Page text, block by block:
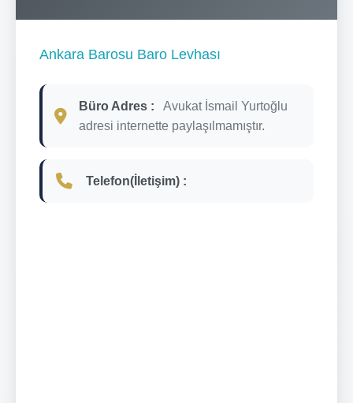
Ankara Barosu Baro Levhası
Büro Adres :
Avukat İsmail Yurtoğlu
adresi internette paylaşılmamıştır.
Telefon(İletişim) :